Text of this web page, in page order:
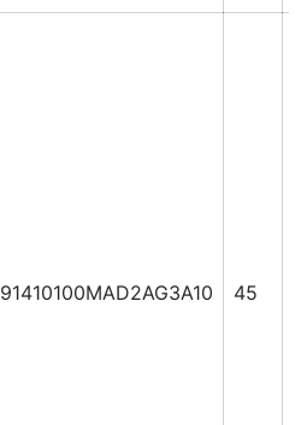
91410100MAD2AG3A10 45